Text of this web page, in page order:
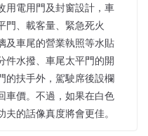
用電用門及封窗設計，車
門、載客量、緊急死火
及車尾的營業執照等水貼
件水撥、車尾太平門的開
的扶手外，駕駛席後設欄
車價。不過，如果在白色
的話像真度將會更佳。